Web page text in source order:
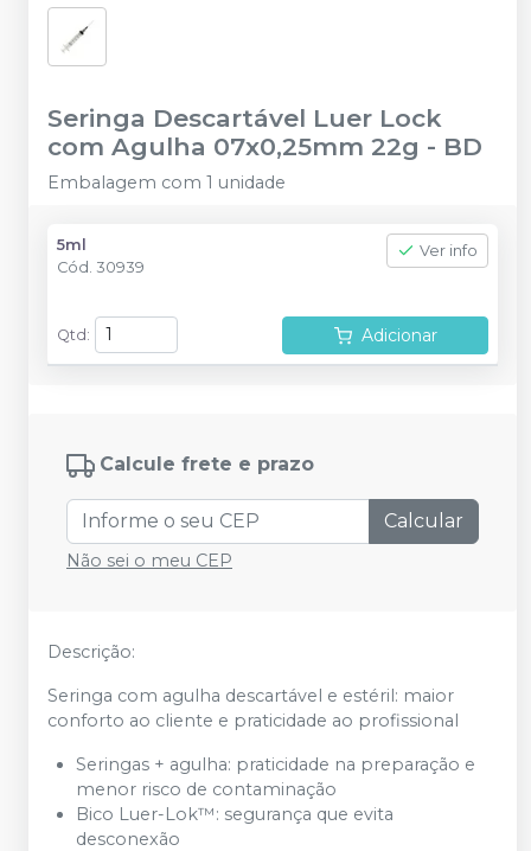
Seringa Descartável Luer Lock
com Agulha 07x0,25mm 22g - BD
Embalagem com 1 unidade
5ml
Cód. 30939
Ver info
Qtd : Adicionar
Calcule frete e prazo
Calcular
Não sei o meu CEP
Descrição:
Seringa com agulha descartável e estéril: maior
conforto ao cliente e praticidade ao profissional
Seringas + agulha: praticidade na preparação e
menor risco de contaminação
Bico Luer-Lok™: segurança que evita
desconexão